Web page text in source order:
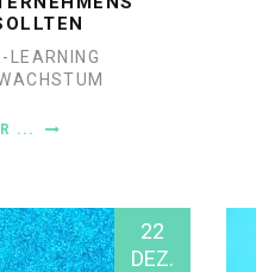
LEARNING
...
22
DEZ.